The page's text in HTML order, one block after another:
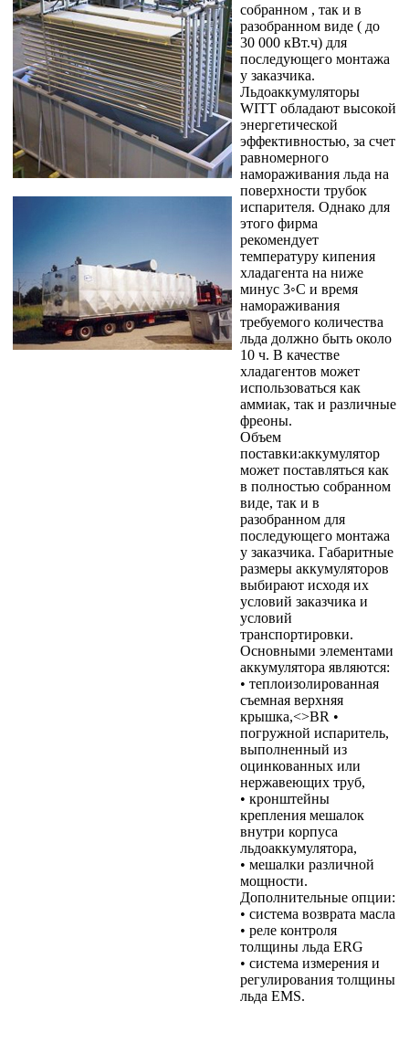
собранном , так и в
разобранном виде ( до
30 000 кВт.ч) для
последующего монтажа
у заказчика.
Льдоаккумуляторы
WITT обладают высокой
энергетической
эффективностью, за счет
равномерного
намораживания льда на
поверхности трубок
испарителя. Однако для
этого фирма
рекомендует
температуру кипения
хладагента на ниже
минус 3◦С и время
намораживания
требуемого количества
льда должно быть около
10 ч. В качестве
хладагентов может
использоваться как
аммиак, так и различные
фреоны.
Объем
поставки:aккумулятор
может поставляться как
в полностью собранном
виде, так и в
разобранном для
последующего монтажа
у заказчика. Габаритные
размеры аккумуляторов
выбирают исходя их
условий заказчика и
условий
транспортировки.
Основными элементами
аккумулятора являются:
• теплоизолированная
съемная верхняя
крышка,<>BR •
погружной испаритель,
выполненный из
оцинкованных или
нержавеющих труб,
• кронштейны
крепления мешалок
внутри корпуса
льдоаккумулятора,
• мешалки различной
мощности.
Дополнительные опции:
• система возврата масла
• реле контроля
толщины льда ERG
• система измерения и
регулирования толщины
льда EMS.